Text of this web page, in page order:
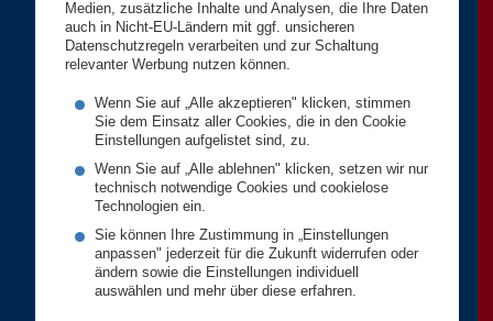
Medien, zusätzliche Inhalte und Analysen, die Ihre Daten
auch in Nicht-EU-Ländern mit ggf. unsicheren
Datenschutzregeln verarbeiten und zur Schaltung
relevanter Werbung nutzen können.
Wenn Sie auf „Alle akzeptieren" klicken, stimmen
Sie dem Einsatz aller Cookies, die in den Cookie
Einstellungen aufgelistet sind, zu.
Wenn Sie auf „Alle ablehnen" klicken, setzen wir nur
technisch notwendige Cookies und cookielose
Technologien ein.
Sie können Ihre Zustimmung in „Einstellungen
anpassen" jederzeit für die Zukunft widerrufen oder
ändern sowie die Einstellungen individuell
auswählen und mehr über diese erfahren.